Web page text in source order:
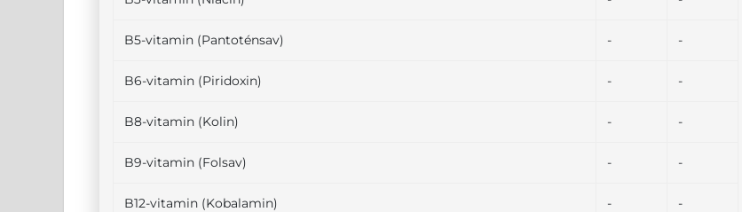
B5-vitamin (Pantoténsav) - -
B6-vitamin (Piridoxin) - -
B8-vitamin (Kolin) - -
B9-vitamin (Folsav) - -
B12-vitamin (Kobalamin) - -